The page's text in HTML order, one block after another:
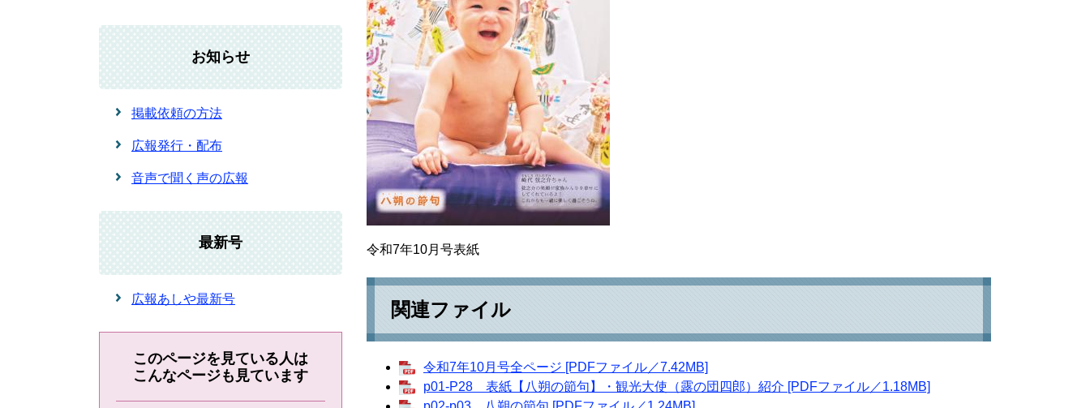
令和7年10月号表紙
関連ファイル
令和7年10月号全ページ [PDFファイル／7.42MB]
p01-P28 表紙【八朔の節句】・観光大使（露の団四郎）紹介 [PDFファイル／1.18MB]
お知らせ
掲載依頼の方法
広報発行・配布
音声で聞く声の広報
最新号
広報あしや最新号
このページを見ている人は
こんなページも見ています